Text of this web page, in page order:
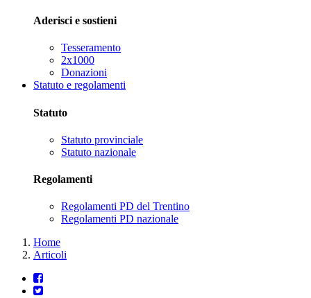
Aderisci e sostieni
Tesseramento
2x1000
Donazioni
Statuto e regolamenti
Statuto
Statuto provinciale
Statuto nazionale
Regolamenti
Regolamenti PD del Trentino
Regolamenti PD nazionale
Home
Articoli